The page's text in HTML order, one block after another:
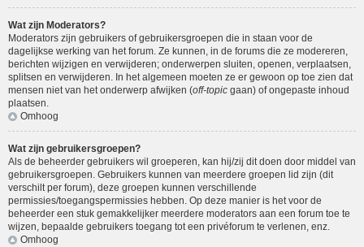
Wat zijn Moderators?
Moderators zijn gebruikers of gebruikersgroepen die in staan voor de
dagelijkse werking van het forum. Ze kunnen, in de forums die ze modereren,
berichten wijzigen en verwijderen; onderwerpen sluiten, openen, verplaatsen,
splitsen en verwijderen. In het algemeen moeten ze er gewoon op toe zien dat
mensen niet van het onderwerp afwijken (off-topic gaan) of ongepaste inhoud
plaatsen.
Omhoog
Wat zijn gebruikersgroepen?
Als de beheerder gebruikers wil groeperen, kan hij/zij dit doen door middel van
gebruikersgroepen. Gebruikers kunnen van meerdere groepen lid zijn (dit
verschilt per forum), deze groepen kunnen verschillende
permissies/toegangspermissies hebben. Op deze manier is het voor de
beheerder een stuk gemakkelijker meerdere moderators aan een forum toe te
wijzen, bepaalde gebruikers toegang tot een privéforum te verlenen, enz.
Omhoog